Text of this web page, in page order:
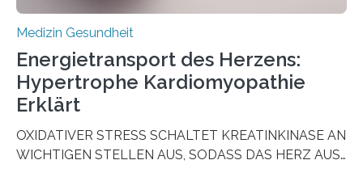
Medizin Gesundheit
Energietransport des Herzens:
Hypertrophe Kardiomyopathie
Erklärt
OXIDATIVER STRESS SCHALTET KREATINKINASE AN
WICHTIGEN STELLEN AUS, SODASS DAS HERZ AUS